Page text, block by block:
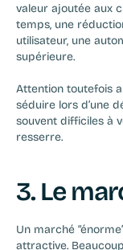
valeur ajoutée aux
temps, une
utilisateur, une
supérieure.
Attention toutefois
séduire lors d’une
souvent difficiles à
resserre.
3. Le
Un marché
attractive.